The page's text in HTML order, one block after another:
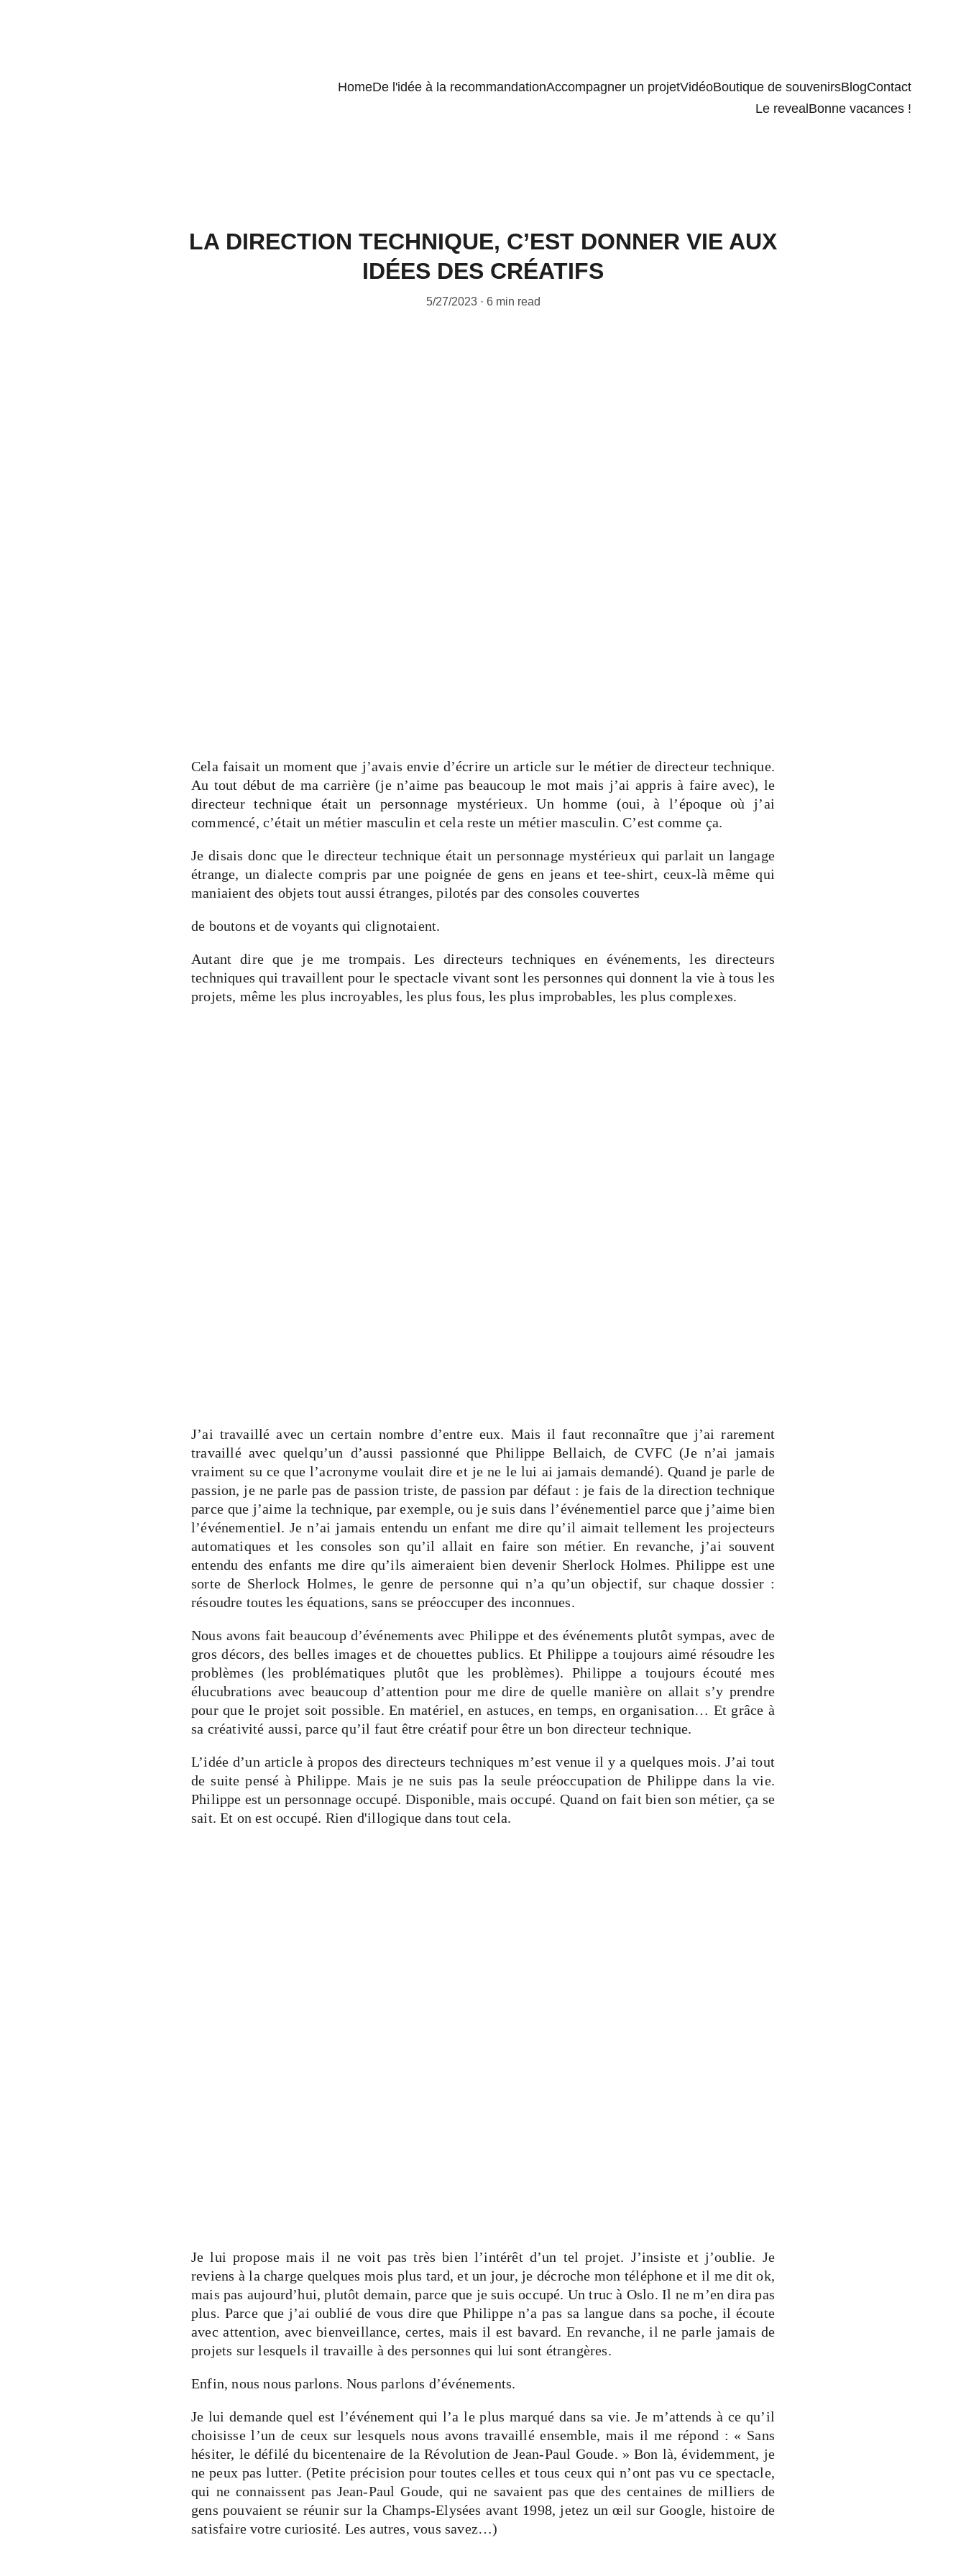
HomeDe l'idée à la recommandationAccompagner un projetVidéoBoutique de souvenirsBlogContact
Le revealBonne vacances !
LA DIRECTION TECHNIQUE, C’EST DONNER VIE AUX
IDÉES DES CRÉATIFS
5/27/2023 6 min read
Cela faisait un moment que j’avais envie d’écrire un article sur le métier de directeur technique.
Au tout début de ma carrière (je n’aime pas beaucoup le mot mais j’ai appris à faire avec), le
directeur technique était un personnage mystérieux. Un homme (oui, à l’époque où j’ai
commencé, c’était un métier masculin et cela reste un métier masculin. C’est comme ça.
Je disais donc que le directeur technique était un personnage mystérieux qui parlait un langage
étrange, un dialecte compris par une poignée de gens en jeans et tee-shirt, ceux-là même qui
maniaient des objets tout aussi étranges, pilotés par des consoles couvertes
de boutons et de voyants qui clignotaient.
Autant dire que je me trompais. Les directeurs techniques en événements, les directeurs
techniques qui travaillent pour le spectacle vivant sont les personnes qui donnent la vie à tous les
projets, même les plus incroyables, les plus fous, les plus improbables, les plus complexes.
J’ai travaillé avec un certain nombre d’entre eux. Mais il faut reconnaître que j’ai rarement
travaillé avec quelqu’un d’aussi passionné que Philippe Bellaich, de CVFC (Je n’ai jamais
vraiment su ce que l’acronyme voulait dire et je ne le lui ai jamais demandé). Quand je parle de
passion, je ne parle pas de passion triste, de passion par défaut : je fais de la direction technique
parce que j’aime la technique, par exemple, ou je suis dans l’événementiel parce que j’aime bien
l’événementiel. Je n’ai jamais entendu un enfant me dire qu’il aimait tellement les projecteurs
automatiques et les consoles son qu’il allait en faire son métier. En revanche, j’ai souvent
entendu des enfants me dire qu’ils aimeraient bien devenir Sherlock Holmes. Philippe est une
sorte de Sherlock Holmes, le genre de personne qui n’a qu’un objectif, sur chaque dossier :
résoudre toutes les équations, sans se préoccuper des inconnues.
Nous avons fait beaucoup d’événements avec Philippe et des événements plutôt sympas, avec de
gros décors, des belles images et de chouettes publics. Et Philippe a toujours aimé résoudre les
problèmes (les problématiques plutôt que les problèmes). Philippe a toujours écouté mes
élucubrations avec beaucoup d’attention pour me dire de quelle manière on allait s’y prendre
pour que le projet soit possible. En matériel, en astuces, en temps, en organisation… Et grâce à
sa créativité aussi, parce qu’il faut être créatif pour être un bon directeur technique.
L’idée d’un article à propos des directeurs techniques m’est venue il y a quelques mois. J’ai tout
de suite pensé à Philippe. Mais je ne suis pas la seule préoccupation de Philippe dans la vie.
Philippe est un personnage occupé. Disponible, mais occupé. Quand on fait bien son métier, ça se
sait. Et on est occupé. Rien d'illogique dans tout cela.
Je lui propose mais il ne voit pas très bien l’intérêt d’un tel projet. J’insiste et j’oublie. Je
reviens à la charge quelques mois plus tard, et un jour, je décroche mon téléphone et il me dit ok,
mais pas aujourd’hui, plutôt demain, parce que je suis occupé. Un truc à Oslo. Il ne m’en dira pas
plus. Parce que j’ai oublié de vous dire que Philippe n’a pas sa langue dans sa poche, il écoute
avec attention, avec bienveillance, certes, mais il est bavard. En revanche, il ne parle jamais de
projets sur lesquels il travaille à des personnes qui lui sont étrangères.
Enfin, nous nous parlons. Nous parlons d’événements.
Je lui demande quel est l’événement qui l’a le plus marqué dans sa vie. Je m’attends à ce qu’il
choisisse l’un de ceux sur lesquels nous avons travaillé ensemble, mais il me répond : « Sans
hésiter, le défilé du bicentenaire de la Révolution de Jean-Paul Goude. » Bon là, évidemment, je
ne peux pas lutter. (Petite précision pour toutes celles et tous ceux qui n’ont pas vu ce spectacle,
qui ne connaissent pas Jean-Paul Goude, qui ne savaient pas que des centaines de milliers de
gens pouvaient se réunir sur la Champs-Elysées avant 1998, jetez un œil sur Google, histoire de
satisfaire votre curiosité. Les autres, vous savez…)